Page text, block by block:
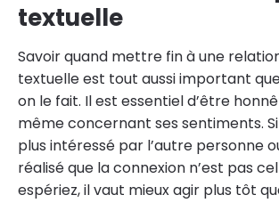
textuelle
Savoir quand mettre fin à une
textuelle est tout aussi important
on le fait. Il est essentiel d’être
même concernant ses sentiments. Si
plus intéressé par l’autre personne
réalisé que la connexion n’est pas
espériez, il vaut mieux agir plus tôt